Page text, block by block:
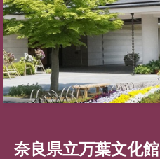
奈良県立万葉文化館